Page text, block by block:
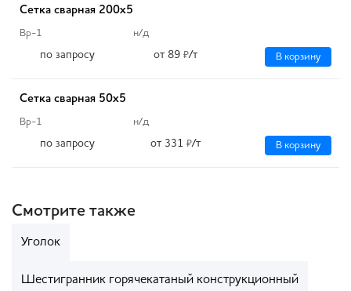
Сетка сварная 200х5
Вр-1 н/д
по запросу от 89 ₽/т В корзину
Сетка сварная 50х5
Вр-1 н/д
по запросу от 331 ₽/т В корзину
Смотрите также
Уголок
Шестигранник горячекатаный конструкционный